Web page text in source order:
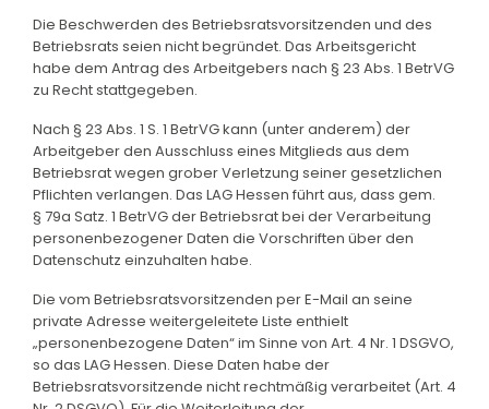
Die Beschwerden des Betriebsratsvorsitzenden und des
Betriebsrats seien nicht begründet. Das Arbeitsgericht
habe dem Antrag des Arbeitgebers nach § 23 Abs. 1 BetrVG
zu Recht stattgegeben.
Nach § 23 Abs. 1 S. 1 BetrVG kann (unter anderem) der
Arbeitgeber den Ausschluss eines Mitglieds aus dem
Betriebsrat wegen grober Verletzung seiner gesetzlichen
Pflichten verlangen. Das LAG Hessen führt aus, dass gem.
§ 79a Satz. 1 BetrVG der Betriebsrat bei der Verarbeitung
personenbezogener Daten die Vorschriften über den
Datenschutz einzuhalten habe.
Die vom Betriebsratsvorsitzenden per E-Mail an seine
private Adresse weitergeleitete Liste enthielt
„personenbezogene Daten“ im Sinne von Art. 4 Nr. 1 DSGVO,
so das LAG Hessen. Diese Daten habe der
Betriebsratsvorsitzende nicht rechtmäßig verarbeitet (Art. 4